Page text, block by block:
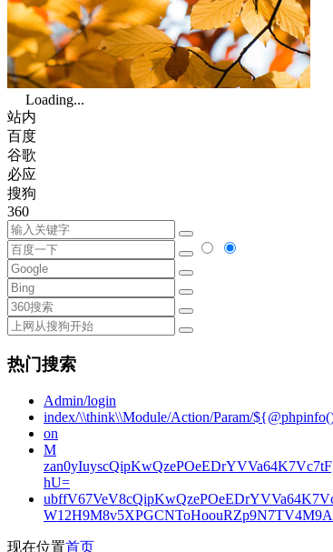
Loading...
站内
百度
谷歌
必应
搜狗
360
热门搜索
Admin/login
index/\\think\\Module/Action/Param/
on
M
hU=
现在位置首页